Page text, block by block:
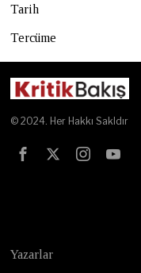
Tarih
Tercüme
© 2024. Her Hakkı Sakldır
Yazarlar